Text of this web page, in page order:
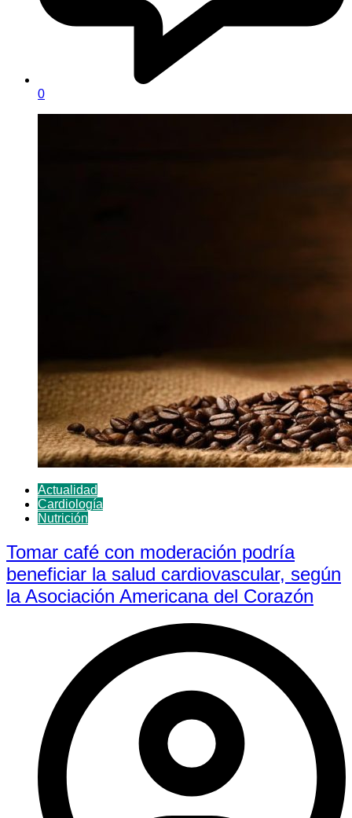
0
Actualidad
Cardiología
Nutrición
Tomar café con moderación podría
beneficiar la salud cardiovascular, según
la Asociación Americana del Corazón